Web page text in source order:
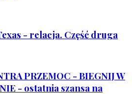
- relacja. Część druga
PRZEMOC - BIEGNIJ W
- ostatnia szansa na